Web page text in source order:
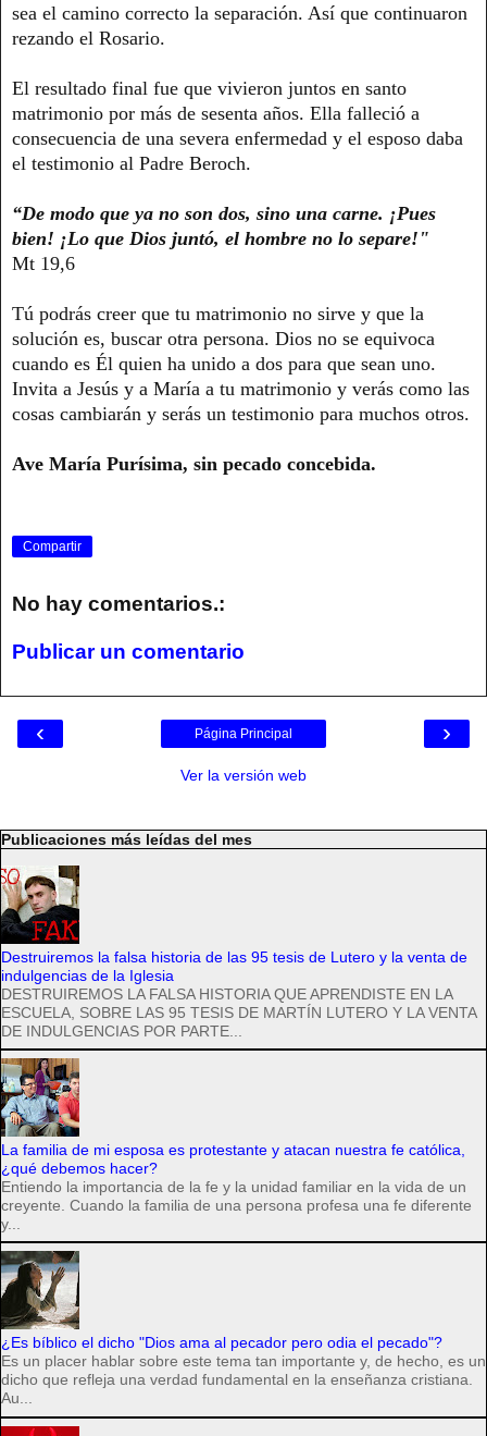
sea el camino correcto la separación. Así que continuaron
rezando el Rosario.
El resultado final fue que vivieron juntos en santo
matrimonio por más de sesenta años. Ella falleció a
consecuencia de una severa enfermedad y el esposo daba
el testimonio al Padre Beroch.
“De modo que ya no son dos, sino una carne. ¡Pues
bien! ¡Lo que Dios juntó, el hombre no lo separe!"
Mt 19,6
Tú podrás creer que tu matrimonio no sirve y que la
solución es, buscar otra persona. Dios no se equivoca
cuando es Él quien ha unido a dos para que sean uno.
Invita a Jesús y a María a tu matrimonio y verás como las
cosas cambiarán y serás un testimonio para muchos otros.
Ave María Purísima, sin pecado concebida.
Compartir
No hay comentarios.:
Publicar un comentario
‹ ›
Página Principal
Ver la versión web
Publicaciones más leídas del mes
Destruiremos la falsa historia de las 95 tesis de Lutero y la venta de
indulgencias de la Iglesia
DESTRUIREMOS LA FALSA HISTORIA QUE APRENDISTE EN LA
ESCUELA, SOBRE LAS 95 TESIS DE MARTÍN LUTERO Y LA VENTA
DE INDULGENCIAS POR PARTE...
La familia de mi esposa es protestante y atacan nuestra fe católica,
¿qué debemos hacer?
Entiendo la importancia de la fe y la unidad familiar en la vida de un
creyente. Cuando la familia de una persona profesa una fe diferente
y...
¿Es bíblico el dicho "Dios ama al pecador pero odia el pecado"?
Es un placer hablar sobre este tema tan importante y, de hecho, es un
dicho que refleja una verdad fundamental en la enseñanza cristiana.
Au...